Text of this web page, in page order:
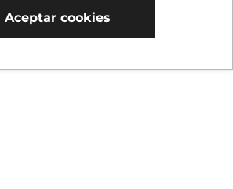
Aceptar cookies